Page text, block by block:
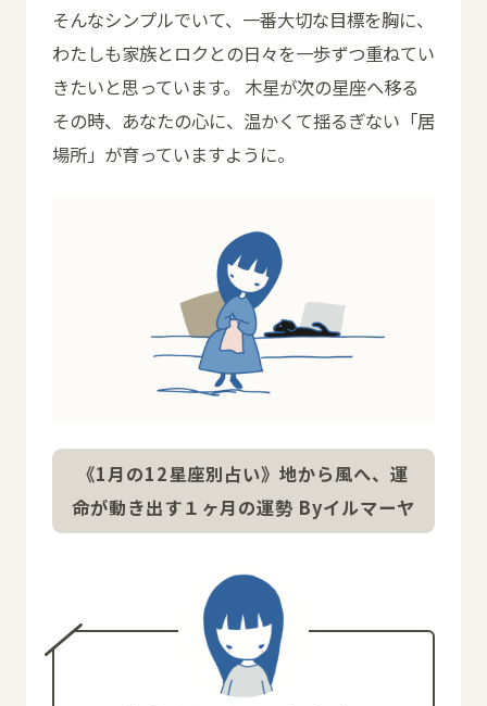
そんなシンプルでいて、一番大切な目標を胸に、
わたしも家族とロクとの日々を一歩ずつ重ねてい
きたいと思っています。 木星が次の星座へ移る
その時、あなたの心に、温かくて揺るぎない「居
場所」が育っていますように。
《1月の12星座別占い》地から風へ、運
命が動き出す１ヶ月の運勢 Byイルマーヤ